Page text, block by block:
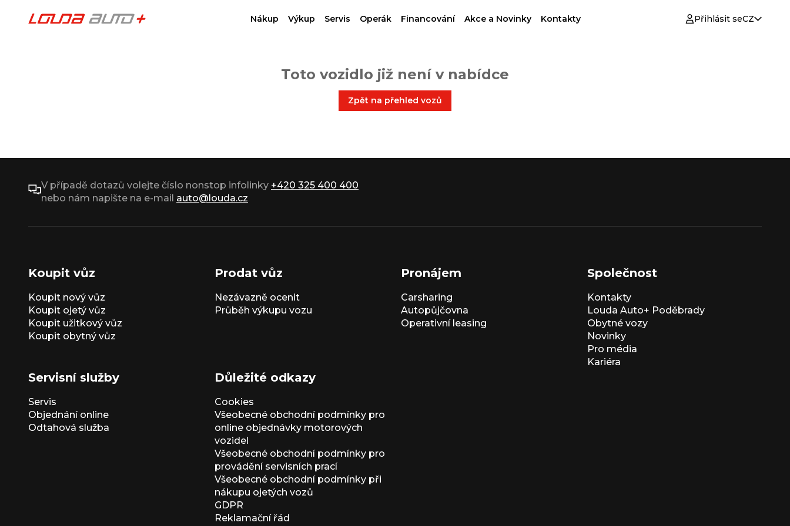
Nákup Výkup Servis Operák Financování Akce a Novinky Kontakty Přihlásit seCZ
Toto vozidlo již není v nabídce
Zpět na přehled vozů
V případě dotazů volejte číslo nonstop infolinky +420 325 400 400
nebo nám napište na e-mail auto@louda.cz
Koupit vůz
Koupit nový vůz
Koupit ojetý vůz
Koupit užitkový vůz
Koupit obytný vůz
Prodat vůz
Nezávazně ocenit
Průběh výkupu vozu
Pronájem
Carsharing
Autopůjčovna
Operativní leasing
Společnost
Kontakty
Louda Auto+ Poděbrady
Obytné vozy
Novinky
Pro média
Kariéra
Servisní služby
Servis
Objednání online
Odtahová služba
Důležité odkazy
Cookies
Všeobecné obchodní podmínky pro
online objednávky motorových
vozidel
Všeobecné obchodní podmínky pro
provádění servisních prací
Všeobecné obchodní podmínky při
nákupu ojetých vozů
GDPR
Reklamační řád